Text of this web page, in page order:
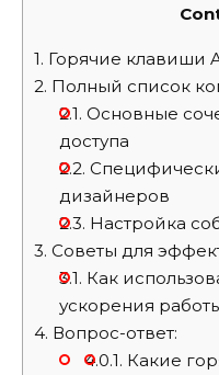
1. Горячие клавиши
2. Полный список
2.1. Основные
доступа
2.2.
дизайнеров
2.3. Настройка
3. Советы для
3.1. Как
ускорения
4. Вопрос-ответ:
4.0.1. Какие